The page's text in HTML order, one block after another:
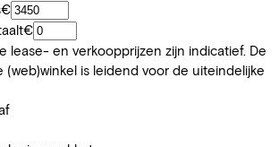
€
€
lease- en verkoopprijzen zijn indicatief. De
(web)winkel is leidend voor de uiteindelijke